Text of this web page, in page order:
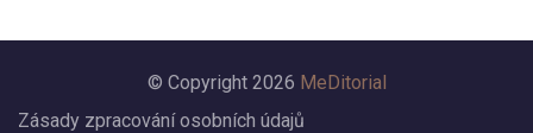
© Copyright 2026 MeDitorial
Zásady zpracování osobních údajů